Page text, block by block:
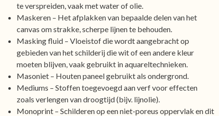
te verspreiden, vaak met water of olie.
Maskeren – Het afplakken van bepaalde delen van het
canvas om strakke, scherpe lijnen te behouden.
Masking fluid – Vloeistof die wordt aangebracht op
gebieden van het schilderij die wit of een andere kleur
moeten blijven, vaak gebruikt in aquareltechnieken.
Masoniet – Houten paneel gebruikt als ondergrond.
Mediums – Stoffen toegevoegd aan verf voor effecten
zoals verlengen van droogtijd (bijv. lijnolie).
Monoprint – Schilderen op een niet-poreus oppervlak en dit